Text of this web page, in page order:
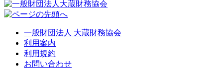
一般財団法人 大蔵財務協会
利用案内
利用規約
お問い合わせ